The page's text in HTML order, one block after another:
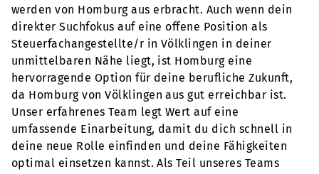
werden von Homburg aus erbracht. Auch wenn dein
direkter Suchfokus auf eine offene Position als
Steuerfachangestellte/r in Völklingen in deiner
unmittelbaren Nähe liegt, ist Homburg eine
hervorragende Option für deine berufliche Zukunft,
da Homburg von Völklingen aus gut erreichbar ist.
Unser erfahrenes Team legt Wert auf eine
umfassende Einarbeitung, damit du dich schnell in
deine neue Rolle einfinden und deine Fähigkeiten
optimal einsetzen kannst. Als Teil unseres Teams